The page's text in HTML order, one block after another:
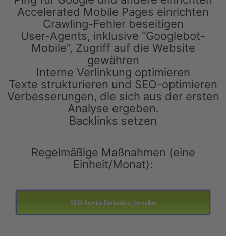
Accelerated Mobile Pages einrichten
Crawling-Fehler beseitigen
User-Agents, inklusive “Googlebot-
Mobile”, Zugriff auf die Website
gewähren
Interne Verlinkung optimieren
Texte strukturieren und SEO-optimieren
Verbesserungen, die sich aus der ersten
Analyse ergeben.
Backlinks setzen
Regelmäßige Maßnahmen (eine
Einheit/Monat):
SEO-Service Einheit(en) bestellen